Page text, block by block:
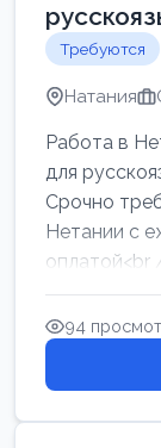
Требуются
Натания
Работа в
для
Срочно
Нетании с
оплатой<br
Свежие
94